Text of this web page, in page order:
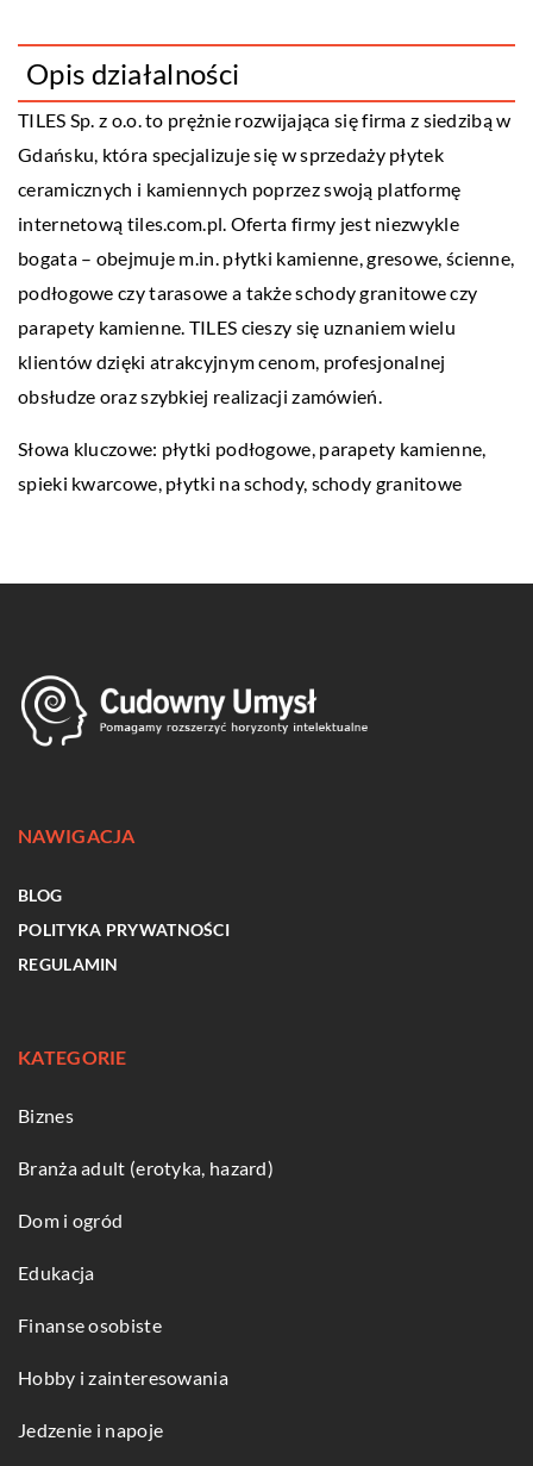
Opis działalności
TILES Sp. z o.o. to prężnie rozwijająca się firma z siedzibą w
Gdańsku, która specjalizuje się w sprzedaży płytek
ceramicznych i kamiennych poprzez swoją platformę
internetową tiles.com.pl. Oferta firmy jest niezwykle
bogata – obejmuje m.in. płytki kamienne, gresowe, ścienne,
podłogowe czy tarasowe a także schody granitowe czy
parapety kamienne. TILES cieszy się uznaniem wielu
klientów dzięki atrakcyjnym cenom, profesjonalnej
obsłudze oraz szybkiej realizacji zamówień.
Słowa kluczowe: płytki podłogowe, parapety kamienne,
spieki kwarcowe, płytki na schody, schody granitowe
NAWIGACJA
BLOG
POLITYKA PRYWATNOŚCI
REGULAMIN
KATEGORIE
Biznes
Branża adult (erotyka, hazard)
Dom i ogród
Edukacja
Finanse osobiste
Hobby i zainteresowania
Jedzenie i napoje